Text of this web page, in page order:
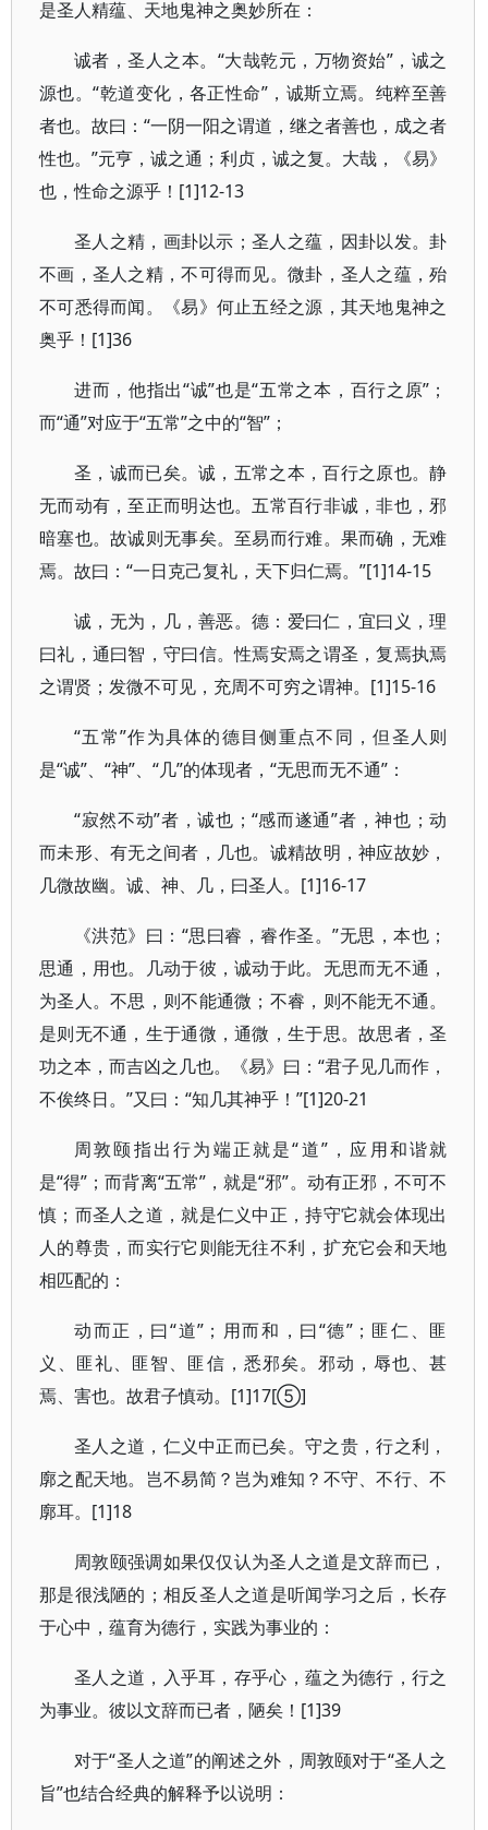
是圣人精蕴、天地鬼神之奥妙所在：
诚者，圣人之本。“大哉乾元，万物资始”，诚之
源也。“乾道变化，各正性命”，诚斯立焉。纯粹至善
者也。故曰：“一阴一阳之谓道，继之者善也，成之者
性也。”元亨，诚之通；利贞，诚之复。大哉，《易》
也，性命之源乎！[1]12-13
圣人之精，画卦以示；圣人之蕴，因卦以发。卦
不画，圣人之精，不可得而见。微卦，圣人之蕴，殆
不可悉得而闻。《易》何止五经之源，其天地鬼神之
奥乎！[1]36
进而，他指出“诚”也是“五常之本，百行之原”；
而“通”对应于“五常”之中的“智”；
圣，诚而已矣。诚，五常之本，百行之原也。静
无而动有，至正而明达也。五常百行非诚，非也，邪
暗塞也。故诚则无事矣。至易而行难。果而确，无难
焉。故曰：“一日克己复礼，天下归仁焉。”[1]14-15
诚，无为，几，善恶。德：爱曰仁，宜曰义，理
曰礼，通曰智，守曰信。性焉安焉之谓圣，复焉执焉
之谓贤；发微不可见，充周不可穷之谓神。[1]15-16
“五常”作为具体的德目侧重点不同，但圣人则
是“诚”、“神”、“几”的体现者，“无思而无不通”：
“寂然不动”者，诚也；“感而遂通”者，神也；动
而未形、有无之间者，几也。诚精故明，神应故妙，
几微故幽。诚、神、几，曰圣人。[1]16-17
《洪范》曰：“思曰睿，睿作圣。”无思，本也；
思通，用也。几动于彼，诚动于此。无思而无不通，
为圣人。不思，则不能通微；不睿，则不能无不通。
是则无不通，生于通微，通微，生于思。故思者，圣
功之本，而吉凶之几也。《易》曰：“君子见几而作，
不俟终日。”又曰：“知几其神乎！”[1]20-21
周敦颐指出行为端正就是“道”，应用和谐就
是“得”；而背离“五常”，就是“邪”。动有正邪，不可不
慎；而圣人之道，就是仁义中正，持守它就会体现出
人的尊贵，而实行它则能无往不利，扩充它会和天地
相匹配的：
动而正，曰“道”；用而和，曰“德”；匪仁、匪
义、匪礼、匪智、匪信，悉邪矣。邪动，辱也、甚
焉、害也。故君子慎动。[1]17[⑤]
圣人之道，仁义中正而已矣。守之贵，行之利，
廓之配天地。岂不易简？岂为难知？不守、不行、不
廓耳。[1]18
周敦颐强调如果仅仅认为圣人之道是文辞而已，
那是很浅陋的；相反圣人之道是听闻学习之后，长存
于心中，蕴育为德行，实践为事业的：
圣人之道，入乎耳，存乎心，蕴之为德行，行之
为事业。彼以文辞而已者，陋矣！[1]39
对于“圣人之道”的阐述之外，周敦颐对于“圣人之
旨”也结合经典的解释予以说明：